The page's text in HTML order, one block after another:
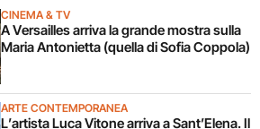
CINEMA & TV
A Versailles arriva la grande mostra sulla
Maria Antonietta (quella di Sofia Coppola)
ARTE CONTEMPORANEA
L’artista Luca Vitone arriva a Sant’Elena. Il